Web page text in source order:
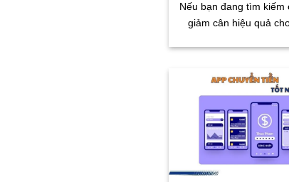
Nếu bạn đang tìm kiếm
giảm cân hiệu quả